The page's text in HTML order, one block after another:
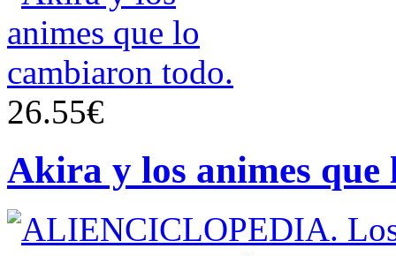
26.55€
Akira y los animes